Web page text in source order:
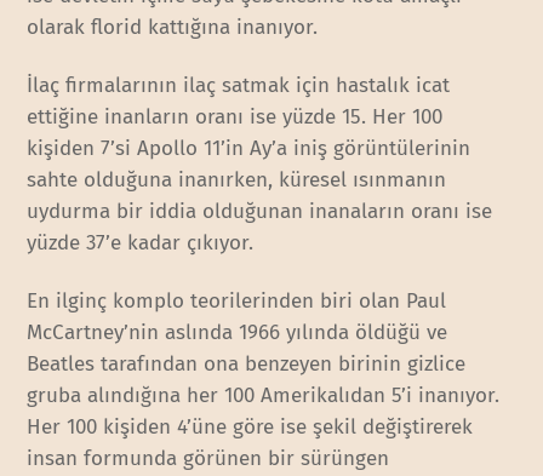
olarak florid kattığına inanıyor.
İlaç firmalarının ilaç satmak için hastalık icat
ettiğine inanların oranı ise yüzde 15. Her 100
kişiden 7’si Apollo 11’in Ay’a iniş görüntülerinin
sahte olduğuna inanırken, küresel ısınmanın
uydurma bir iddia olduğunan inanaların oranı ise
yüzde 37’e kadar çıkıyor.
En ilginç komplo teorilerinden biri olan Paul
McCartney’nin aslında 1966 yılında öldüğü ve
Beatles tarafından ona benzeyen birinin gizlice
gruba alındığına her 100 Amerikalıdan 5’i inanıyor.
Her 100 kişiden 4’üne göre ise şekil değiştirerek
insan formunda görünen bir sürüngen